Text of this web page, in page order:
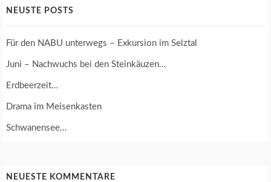
NEUSTE POSTS
Für den NABU unterwegs – Exkursion im Selztal
Juni – Nachwuchs bei den Steinkäuzen…
Erdbeerzeit…
Drama im Meisenkasten
Schwanensee…
NEUESTE KOMMENTARE